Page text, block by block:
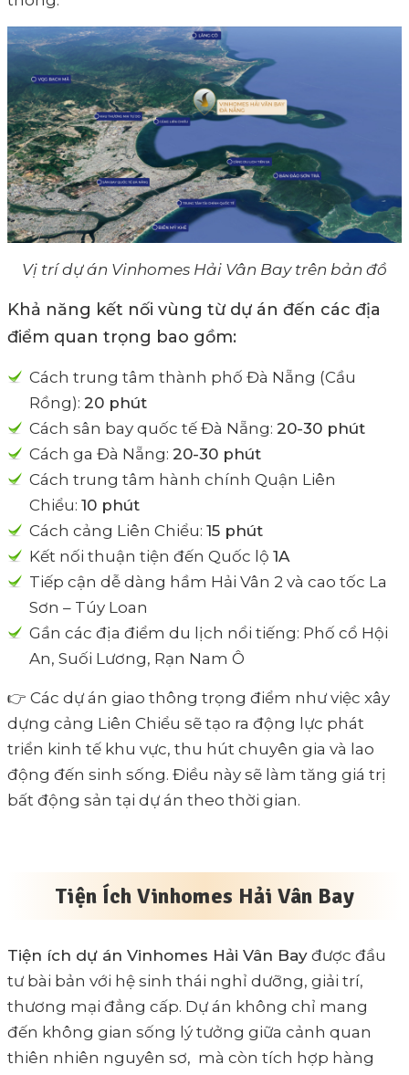
Vị trí dự án Vinhomes Hải Vân Bay trên bản đồ
Khả năng kết nối vùng từ dự án đến các địa
điểm quan trọng bao gồm:
Cách trung tâm thành phố Đà Nẵng (Cầu
Rồng): 20 phút
Cách sân bay quốc tế Đà Nẵng: 20-30 phút
Cách ga Đà Nẵng: 20-30 phút
Cách trung tâm hành chính Quận Liên
Chiểu: 10 phút
Cách cảng Liên Chiểu: 15 phút
Kết nối thuận tiện đến Quốc lộ 1A
Tiếp cận dễ dàng hầm Hải Vân 2 và cao tốc La
Sơn – Túy Loan
Gần các địa điểm du lịch nổi tiếng: Phố cổ Hội
An, Suối Lương, Rạn Nam Ô
👉 Các dự án giao thông trọng điểm như việc xây
dựng cảng Liên Chiểu sẽ tạo ra động lực phát
triển kinh tế khu vực, thu hút chuyên gia và lao
động đến sinh sống. Điều này sẽ làm tăng giá trị
bất động sản tại dự án theo thời gian.
Tiện Ích Vinhomes Hải Vân Bay
Tiện ích dự án Vinhomes Hải Vân Bay được đầu
tư bài bản với hệ sinh thái nghỉ dưỡng, giải trí,
thương mại đẳng cấp. Dự án không chỉ mang
đến không gian sống lý tưởng giữa cảnh quan
thiên nhiên nguyên sơ, mà còn tích hợp hàng